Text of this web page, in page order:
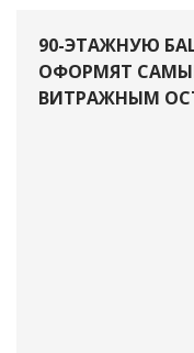
90-ЭТАЖНУЮ
ОФОРМЯТ
ВИТРАЖНЫМ